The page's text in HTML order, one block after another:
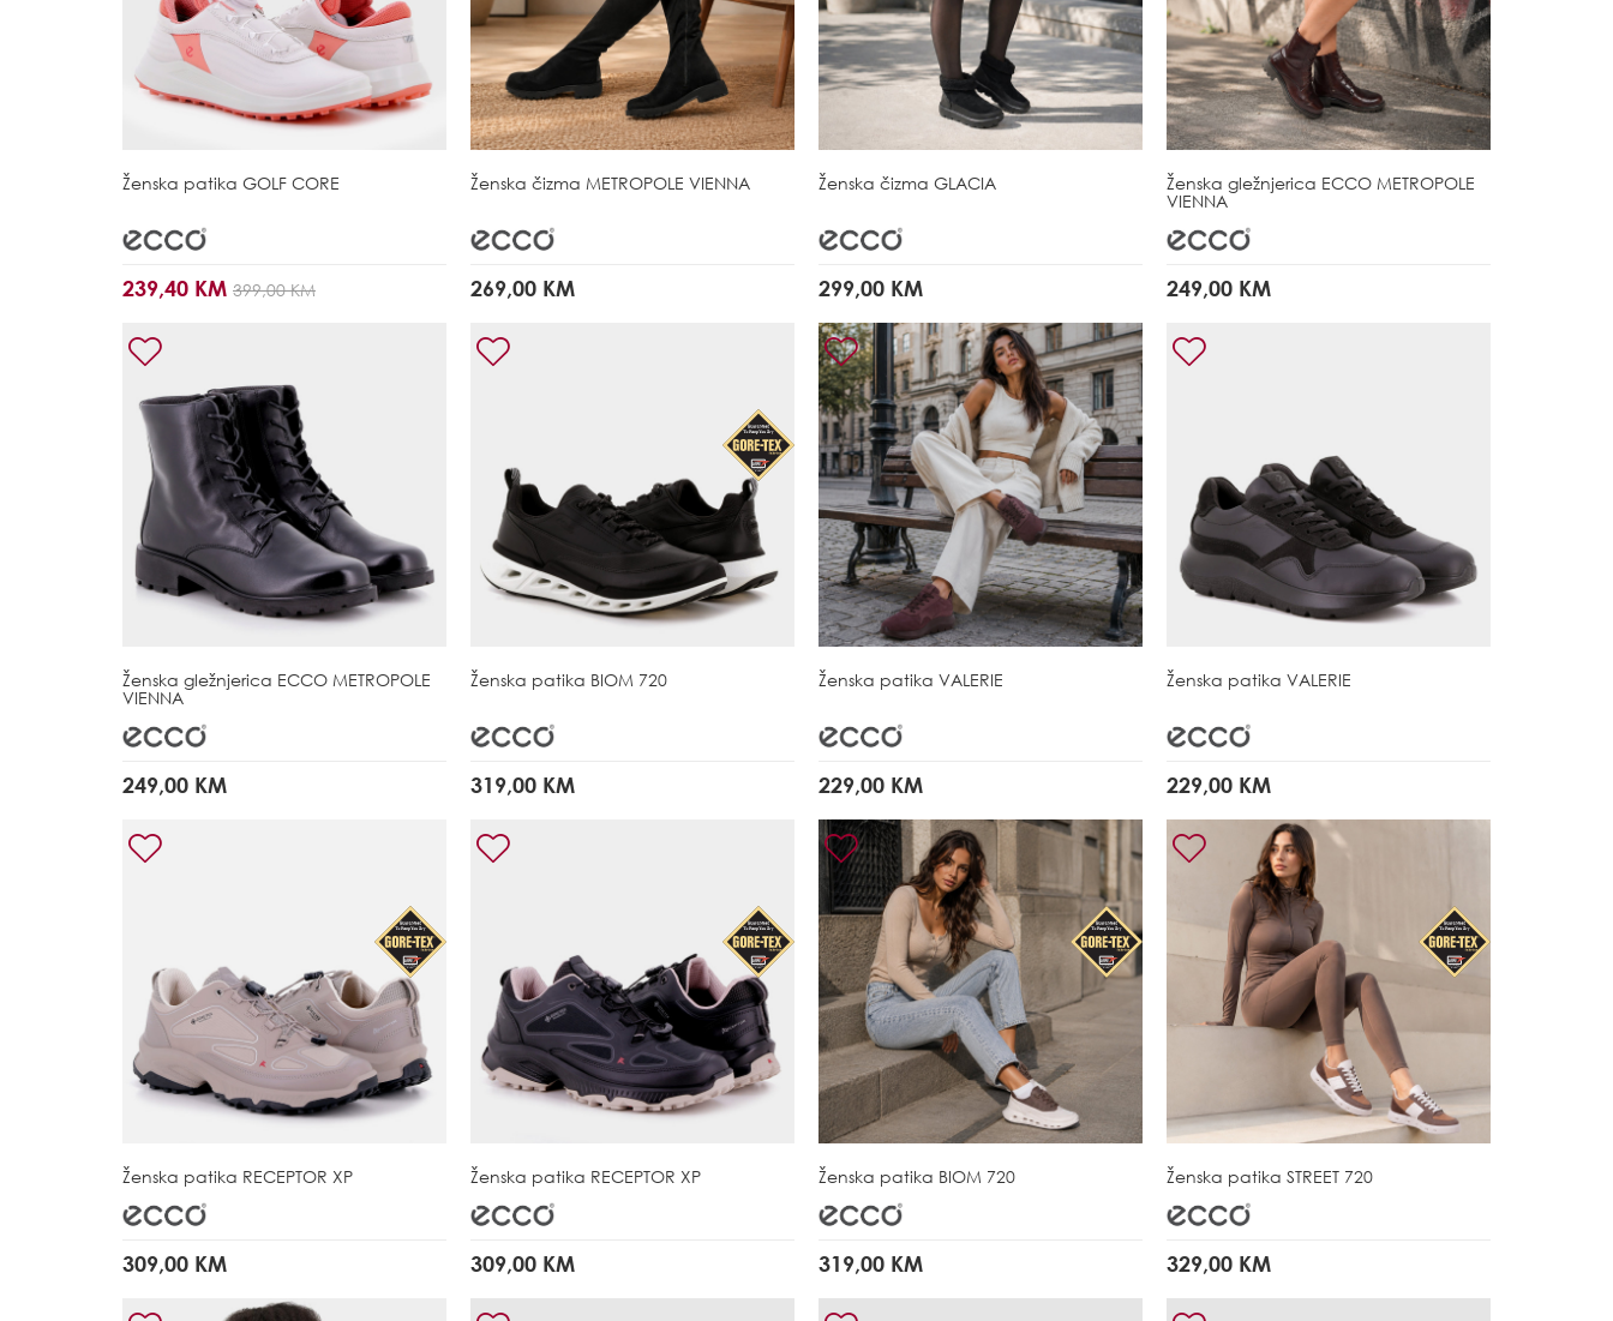
Ženska patika GOLF CORE
239,40 KM 399,00 KM
Ženska čizma METROPOLE VIENNA
269,00 KM
Ženska čizma GLACIA
299,00 KM
Ženska gležnjerica ECCO METROPOLE
VIENNA
249,00 KM
Ženska gležnjerica ECCO METROPOLE
VIENNA
249,00 KM
Ženska patika BIOM 720
319,00 KM
Ženska patika VALERIE
229,00 KM
Ženska patika VALERIE
229,00 KM
Ženska patika RECEPTOR XP
309,00 KM
Ženska patika RECEPTOR XP
309,00 KM
Ženska patika BIOM 720
319,00 KM
Ženska patika STREET 720
329,00 KM